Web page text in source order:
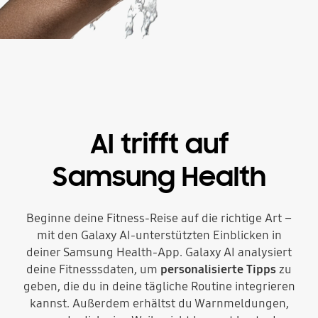
AI trifft auf
Samsung Health
Beginne deine Fitness-Reise auf die richtige Art –
mit den Galaxy AI-unterstützten Einblicken in
deiner Samsung Health-App. Galaxy AI analysiert
deine Fitnesssdaten, um personalisierte Tippszu
geben, die du in deine tägliche Routine integrieren
kannst. Außerdem erhältst du Warnmeldungen,